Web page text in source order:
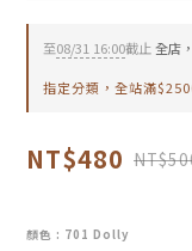
至08/31 16:00截止全店
指定分類，全站滿
NT$480
顏色 : 701 Dolly